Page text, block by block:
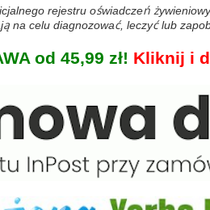
rejestru oświadczeń
na celu diagnozować, leczyć lub
od 45,99 zł! Kliknij i